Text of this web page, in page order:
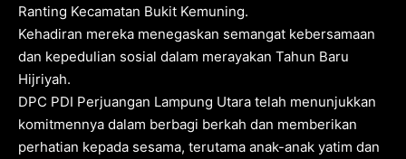
Ranting Kecamatan Bukit Kemuning.
Kehadiran mereka menegaskan semangat kebersamaan
dan kepedulian sosial dalam merayakan Tahun Baru
Hijriyah.
DPC PDI Perjuangan Lampung Utara telah menunjukkan
komitmennya dalam berbagi berkah dan memberikan
perhatian kepada sesama, terutama anak-anak yatim dan